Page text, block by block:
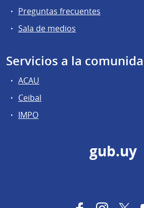
Preguntas frecuentes
Sala de medios
Servicios a la
ACAU
Ceibal
IMPO
gub.uy